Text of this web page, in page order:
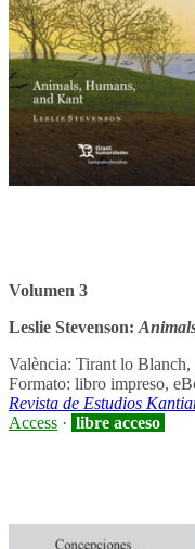
Volumen 3
Leslie Stevenson:
València: Tirant lo
Formato: libro impreso,
Revista de Estudios
Access · libre acceso